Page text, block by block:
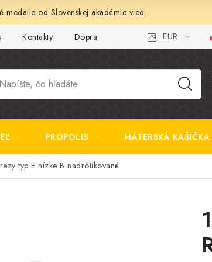
od Slovenskej akadémie vied.
Kontakty Doprava a platba Najčastejšie
EUR
PROPOLIS MATERSKÁ KAŠIČKA
typ E nízke B nadrôtikované